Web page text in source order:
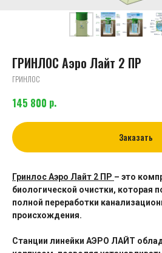
ГРИНЛОС Аэро Лайт 2 ПР
ГРИНЛОС
145 800 р.
Заказать
Гринлос Аэро Лайт 2 ПР – это
биологической очистки, которая
полной переработки
происхождения.
Станции линейки АЭРО ЛАЙТ